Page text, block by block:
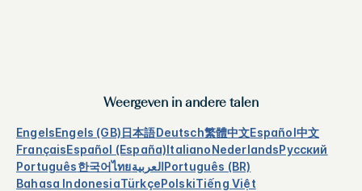
Weergeven in andere talen
EngelsEngels (GB)日本語Deutsch繁體中文Español中文
FrançaisEspañol (España)ItalianoNederlandsРусский
Português한국어ไทยالعربيةPortuguês (BR)
Bahasa IndonesiaTürkçePolskiTiếng Việt